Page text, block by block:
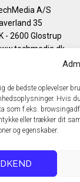
de bedste oplevelser
Hvis
som f.eks.
eller trækker dit
og egenskaber.
A/S
35
- 2600 Glostrup
+45 43 24 26